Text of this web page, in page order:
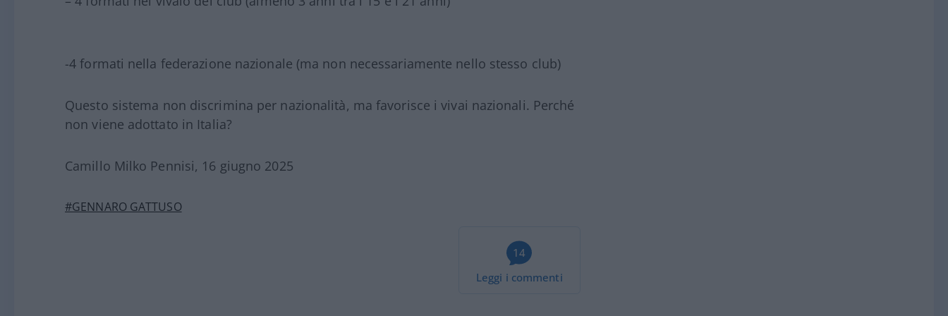
-4 formati nella federazione nazionale (ma non necessariamente nello stesso club)
Questo sistema non discrimina per nazionalità, ma favorisce i vivai nazionali. Perché
non viene adottato in Italia?
Camillo Milko Pennisi, 16 giugno 2025
#GENNARO GATTUSO
14
Leggi i commenti